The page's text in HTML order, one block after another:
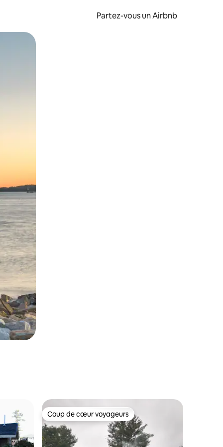
Partez-vous un Airbnb
en les faisant glisser.
plus aimés Coup de cœur voyageurs
Coup de cœur voyageurs